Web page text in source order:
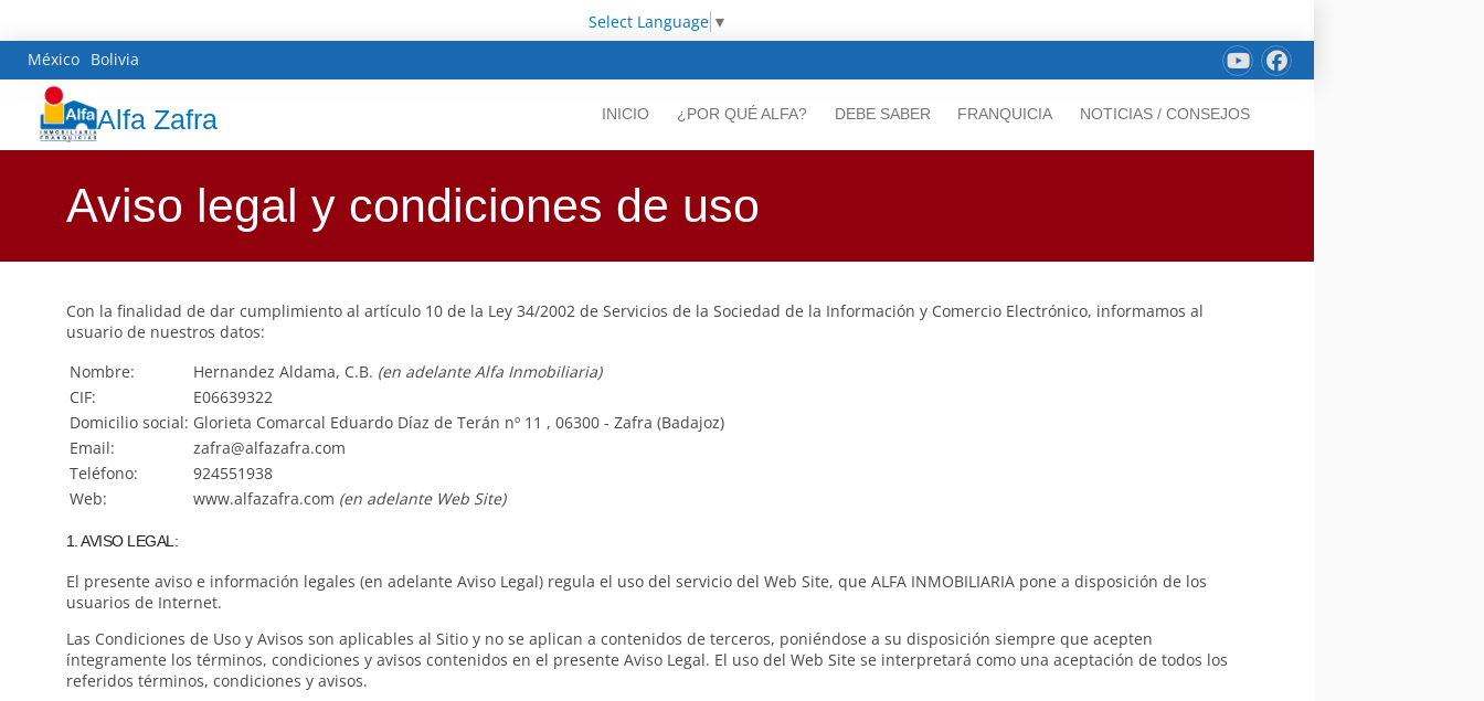
Select Language ▼
México Bolivia
Alfa Zafra INICIO ¿POR QUÉ ALFA? DEBE SABER FRANQUICIA NOTICIAS / CONSEJOS
Aviso legal y condiciones de uso
Con la finalidad de dar cumplimiento al artículo 10 de la Ley 34/2002 de Servicios de la Sociedad de la Información y Comercio Electrónico, informamos al
usuario de nuestros datos:
Nombre:
Hernandez Aldama, C.B. (en adelante Alfa Inmobiliaria)
CIF:
E06639322
Domicilio social: Glorieta Comarcal Eduardo Díaz de Terán nº 11 , 06300 - Zafra (Badajoz)
Email:
zafra@alfazafra.com
Teléfono:
924551938
Web:
www.alfazafra.com (en adelante Web Site)
1. AVISO LEGAL:
El presente aviso e información legales (en adelante Aviso Legal) regula el uso del servicio del Web Site, que ALFA INMOBILIARIA pone a disposición de los
usuarios de Internet.
Las Condiciones de Uso y Avisos son aplicables al Sitio y no se aplican a contenidos de terceros, poniéndose a su disposición siempre que acepten
íntegramente los términos, condiciones y avisos contenidos en el presente Aviso Legal. El uso del Web Site se interpretará como una aceptación de todos los
referidos términos, condiciones y avisos.